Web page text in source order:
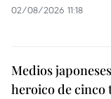
02/08/2026 11:18
Medios
heroico de cinco